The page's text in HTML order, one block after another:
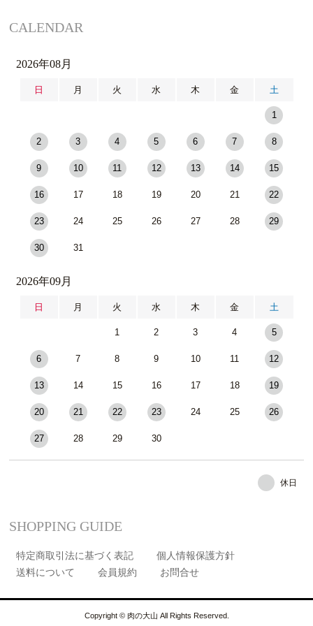
CALENDAR
2026年08月
日 月 火 水 木 金 土
1
2 3 4 5 6 7 8
9 10 11 12 13 14 15
16 17 18 19 20 21 22
23 24 25 26 27 28 29
30 31
2026年09月
日 月 火 水 木 金 土
1 2 3 4 5
6 7 8 9 10 11 12
13 14 15 16 17 18 19
20 21 22 23 24 25 26
27 28 29 30
休日
SHOPPING GUIDE
特定商取引法に基づく表記
個人情報保護方針
送料について
会員規約 お問合せ
Copyright © 肉の大山 All Rights Reserved.